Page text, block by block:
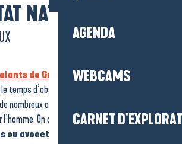
AGENDA
WEBCAMS
CARNET
NATUREL
de Guérande, la faune est partout, à
temps d’observer. Entre les œillets, les
nombreux oiseaux trouvent refuge dans ce
On aperçoit régulièrement
ou avocettes